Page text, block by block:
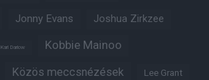
Jonny Evans Joshua Zirkzee
Karl Darlow Kobbie Mainoo
Közös meccsnézések Lee Grant